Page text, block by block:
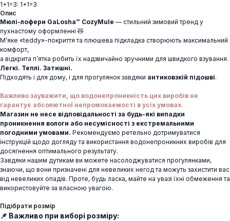
1+1=3: 1+1=3
Опис
Мюлі-лофери GaLosha™ CozyMule — стильний зимовий тренд у
пухнастому оформленні 🧸
М’яке «teddy»-покриття та плюшева підкладка створюють максимальний
комфорт,
а відкрита п’ятка робить їх надзвичайно зручними для швидкого взування.
Легкі. Теплі. Затишні.
Підходять і для дому, і для прогулянок завдяки антиковзкій підошві.
Важливо зауважити, що водонепроникність цих виробів не
гарантує абсолютної непромокаемості в усіх умовах.
Магазин не несе відповідальності за будь-які випадки
проникнення вологи або несумісності з екстремальними
погодними умовами. Рекомендуємо ретельно дотримуватися
інструкцій щодо догляду та використання водонепроникних виробів для
досягнення оптимального результату.
Завдяки нашим дутикам ви можете насолоджуватися прогулянками,
знаючи, що вони призначені для невеликих негод та можуть захистити вас
від невеликих опадів. Проте, будь ласка, майте на увазі їхні обмеження та
використовуйте за власною увагою.
Підібрати розмір
📌 Важливо при виборі розміру: